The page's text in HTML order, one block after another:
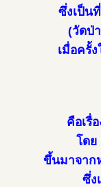
ซึ่งเป็น
(วัดป่
เมื่อครั้
คือเรื่
โดย
ขึ้นมาจาก
ซึ่ง